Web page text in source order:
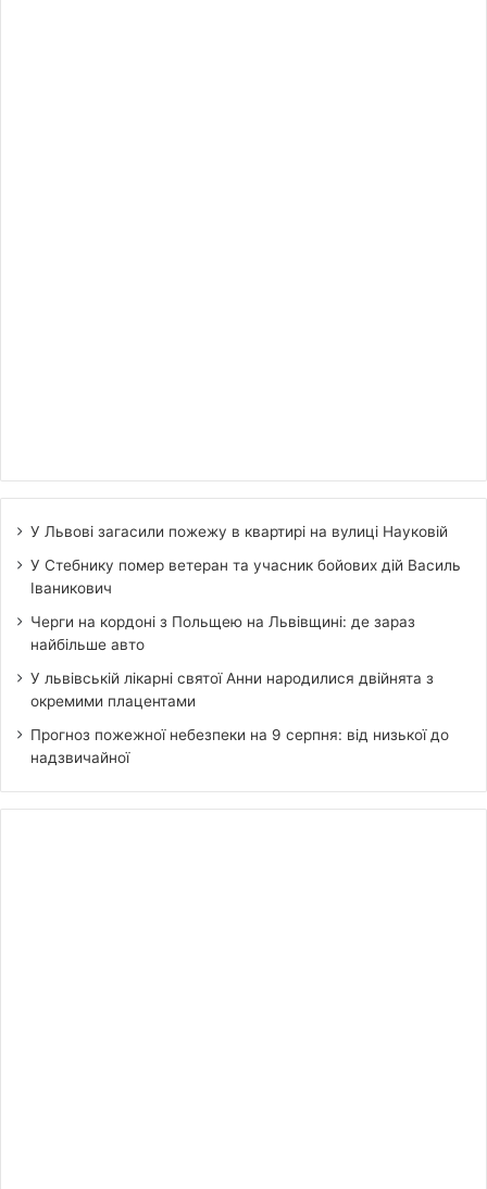
У Львові загасили пожежу в квартирі на вулиці Науковій
У Стебнику помер ветеран та учасник бойових дій Василь
Іваникович
Черги на кордоні з Польщею на Львівщині: де зараз
найбільше авто
У львівській лікарні святої Анни народилися двійнята з
окремими плацентами
Прогноз пожежної небезпеки на 9 серпня: від низької до
надзвичайної